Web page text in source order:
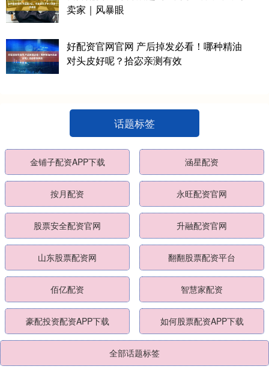
卖家｜风暴眼
好配资官网官网 产后掉发必看！哪种精油
对头皮好呢？拾宓亲测有效
话题标签
金铺子配资APP下载 涵星配资
按月配资 永旺配资官网
股票安全配资官网 升融配资官网
山东股票配资网 翻翻股票配资平台
佰亿配资 智慧家配资
豪配投资配资APP下载 如何股票配资APP下载
全部话题标签